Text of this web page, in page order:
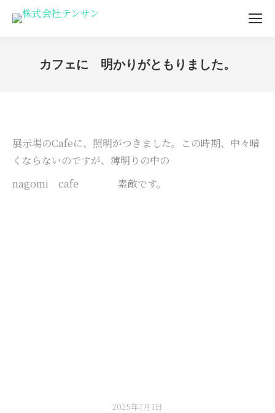
カフェに 明かりがともりました。
展示場のCafeに、照明がつきました。この時期、中々暗
くならないのですが、薄明りの中の
nagomi cafe 素敵です。
2025年7月1日